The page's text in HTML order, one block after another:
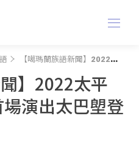
【噶瑪蘭族語新聞】2022太平洋左岸藝術節 首場演出太巴塱登場
】2022太平
演出太巴塱登